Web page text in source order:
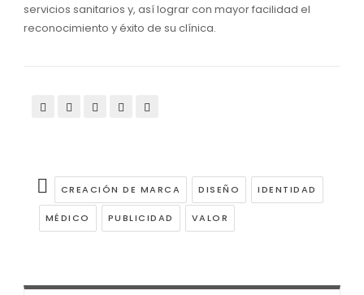
servicios sanitarios y, así lograr con mayor facilidad el
reconocimiento y éxito de su clínica.
CREACIÓN DE MARCA DISEÑO IDENTIDAD
MÉDICO PUBLICIDAD VALOR